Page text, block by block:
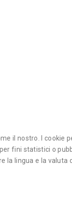
il nostro. I cookie
fini statistici o
la lingua e la valuta